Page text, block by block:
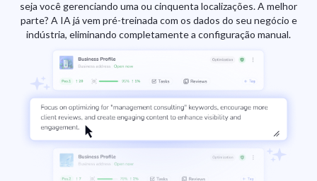
seja você gerenciando uma ou cinquenta localizações. A melhor
parte? A IA já vem pré-treinada com os dados do seu negócio e
indústria, eliminando completamente a configuração manual.